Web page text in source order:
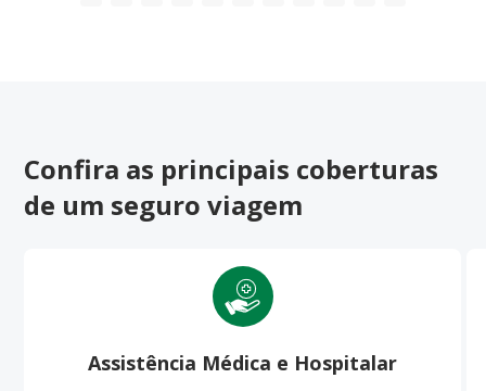
Confira as principais coberturas
de um seguro viagem
Assistência Médica e Hospitalar